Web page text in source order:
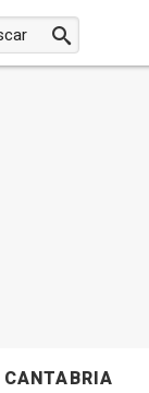
CANTABRIA